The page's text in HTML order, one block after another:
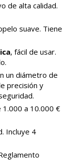
de alta calidad.
suave. Tiene
, fácil de usar.
un diámetro de
precisión y
1.000 a 10.000 €
Incluye 4